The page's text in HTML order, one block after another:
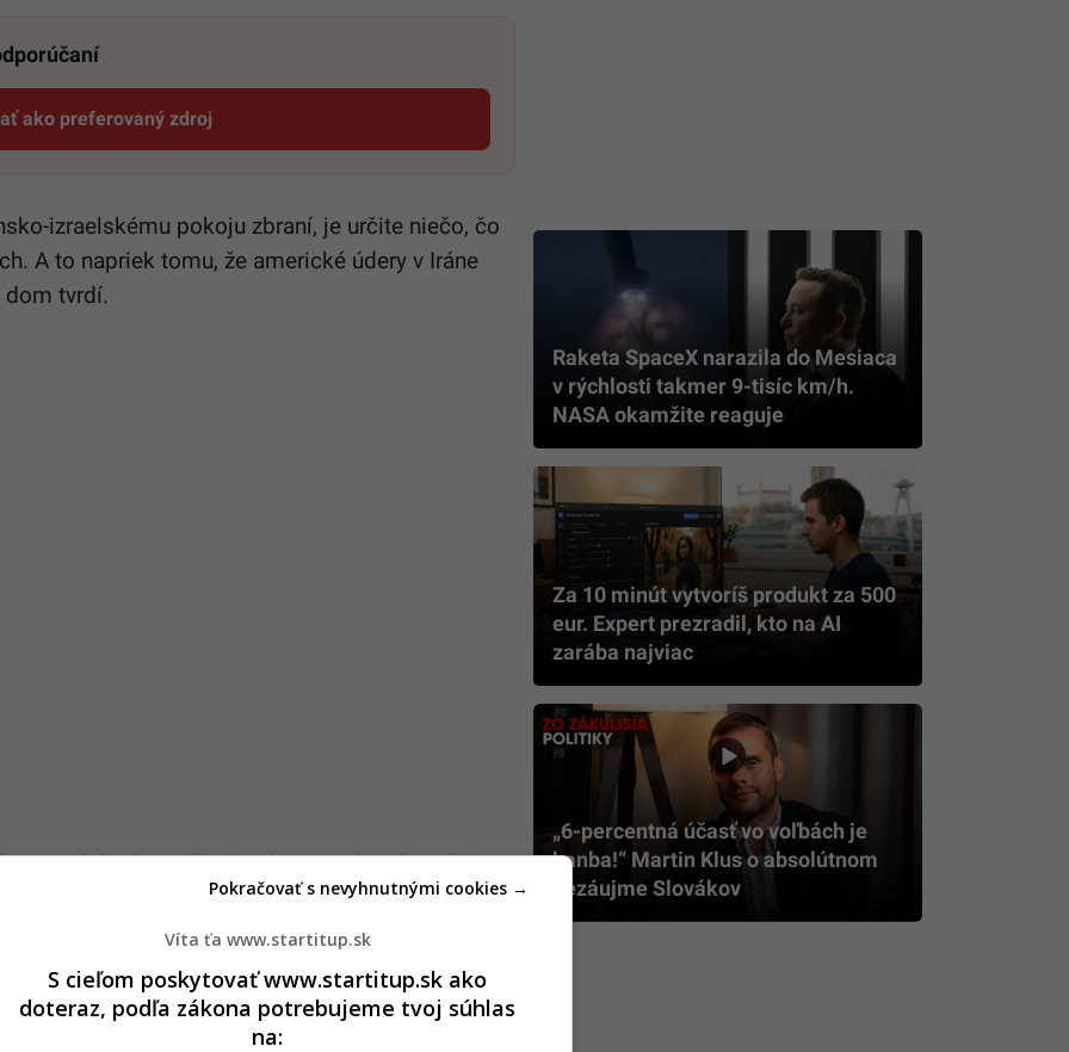
ako preferovaný zdroj
Startitup, odkaz sa otvorí v novom okne
izraelskému pokoju zbraní, je určite niečo, čo
A to napriek tomu, že americké údery v Iráne
dom tvrdí.
aj dohoda o výdavkoch NATO, ktorá je však
aj bez amerického prezidenta. Ďalší úspech
USA.
Raketa SpaceX narazila do Mesiaca
v rýchlosti takmer 9-tisíc km/h.
NASA okamžite reaguje
Za 10 minút vytvoríš produkt za 500
eur. Expert prezradil, kto na AI
zarába najviac
„6-percentná účasť vo voľbách je
hanba!“ Martin Klus o absolútnom
nezáujme Slovákov
Víta ťa www.startitup.sk
S cieľom poskytovať www.startitup.sk ako
doteraz, podľa zákona potrebujeme tvoj súhlas
na:
Pokračovať s nevyhnutnými cookies →